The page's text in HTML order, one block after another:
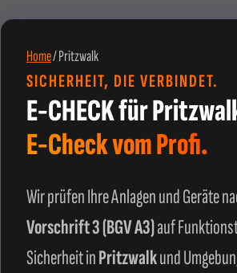
Home/Pritzwalk
SICHERHEIT, DIE VERBINDET.
E-CHECK für
E-Check vom Profi.
Wir prüfen Ihre Anlagen und Geräte
Vorschrift 3 (BGV A3)auf
Sicherheit inPritzwalkund